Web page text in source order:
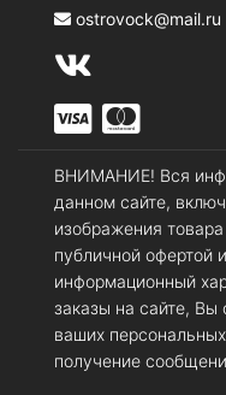
ostrovock@mail.ru
ВНИМАНИЕ! Вся
данном сайте,
изображения
публичной офертой
информационный
заказы на сайте, Вы
ваших
получение